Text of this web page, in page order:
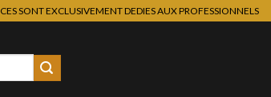
SONT EXCLUSIVEMENT DEDIES AUX PROFESSIONNELS